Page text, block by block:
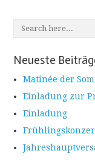
Neueste
Matinée der
Einladung zur
Einladung